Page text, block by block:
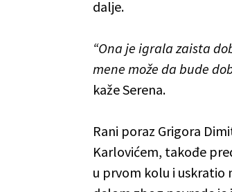
dalje.
“Ona je igrala zaista
mene može da bude
kaže Serena.
Rani poraz Grigora
Karlovićem, takođe
u prvom kolu i uskratio